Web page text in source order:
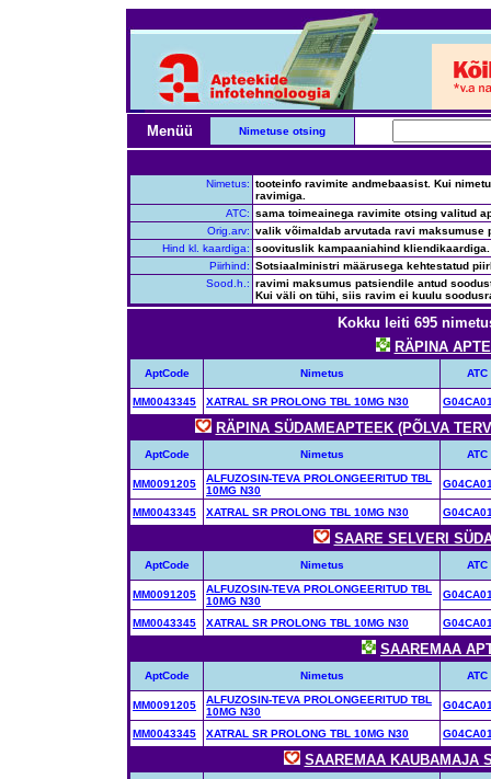
Menüü Nimetuse otsing
Nimetus: tooteinfo ravimite andmebaasist. Kui
ravimiga.
ATC: sama toimeainega ravimite otsing valitud
Orig.arv: valik võimaldab arvutada ravi maksumuse
Hind kl. kaardiga: soovituslik kampaaniahind kliendikaardiga.
Piirhind: Sotsiaalministri määrusega kehtestatud
Sood.h.: ravimi maksumus patsiendile antud
Kui väli on tühi, siis ravim ei kuulu
Kokku leiti 695
RÄPINA
AptCode Nimetus ATC
MM0043345 XATRAL SR PROLONG TBL 10MG N30
RÄPINA SÜDAMEAPTEEK (PÕLVA
AptCode Nimetus ATC
MM0091205
ALFUZOSIN-TEVA PROLONGEERITUD TBL
10MG N30
MM0043345 XATRAL SR PROLONG TBL 10MG N30
SAARE SELVERI
AptCode Nimetus ATC
MM0091205
ALFUZOSIN-TEVA PROLONGEERITUD TBL
10MG N30
MM0043345 XATRAL SR PROLONG TBL 10MG N30
SAAREMAA
AptCode Nimetus ATC
MM0091205
ALFUZOSIN-TEVA PROLONGEERITUD TBL
10MG N30
MM0043345 XATRAL SR PROLONG TBL 10MG N30
SAAREMAA KAUBAMAJA